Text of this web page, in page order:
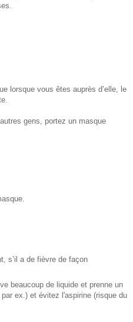
lorsque vous êtes auprès d’elle, le
gens, portez un masque
s’il a de fièvre de façon
beaucoup de liquide et prenne un
ex.) et évitez l'aspirine (risque du